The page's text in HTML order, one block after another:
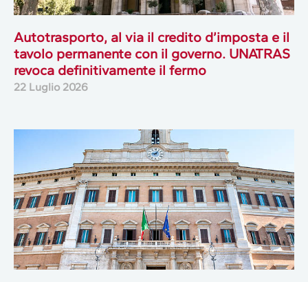
Autotrasporto, al via il credito d’imposta e il
tavolo permanente con il governo. UNATRAS
revoca definitivamente il fermo
22 Luglio 2026